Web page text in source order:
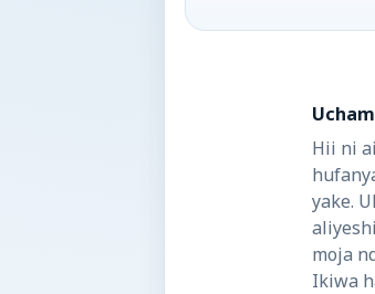
Hii ni
yake.
moja
Ikiwa